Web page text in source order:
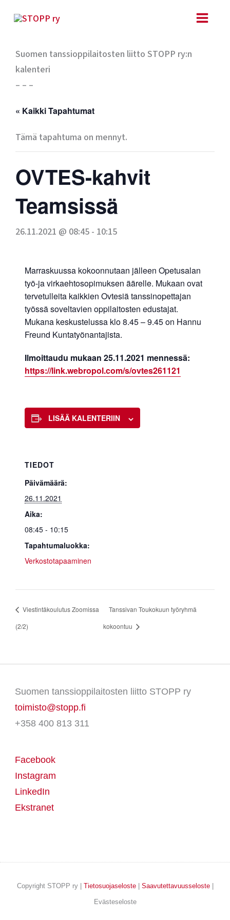
sisältöön
Suomen tanssioppilaitosten liitto STOPP ry:n
kalenteri
– – –
« Kaikki Tapahtumat
Tämä tapahtuma on mennyt.
OVTES-kahvit
Teamsissä
26.11.2021 @ 08:45- 10:15
Marraskuussa kokoonnutaan jälleen Opetusalan
työ-ja virkaehtosopimuksen äärelle. Mukaan ovat
tervetulleita kaikkien Ovtesiä tanssinopettajan
työssä soveltavien oppilaitosten edustajat.
Mukana keskustelussa klo 8.45 – 9.45 on Hannu
Freund Kuntatyönantajista.
Ilmoittaudu mukaan 25.11.2021 mennessä:
https://link.webropol.com/s/ovtes261121
LISÄÄ KALENTERIIN
TIEDOT
Päivämäärä:
26.11.2021
Aika:
08:45 - 10:15
Tapahtumaluokka:
Verkostotapaaminen
Viestintäkoulutus Zoomissa
(2/2)
Tanssivan Toukokuun työryhmä
kokoontuu
Suomen tanssioppilaitosten liitto STOPP ry
toimisto@stopp.fi
+358 400 813 311
Facebook
Instagram
LinkedIn
Ekstranet
Copyright STOPP ry | Tietosuojaseloste| Saavutettavuusseloste|
Evästeseloste